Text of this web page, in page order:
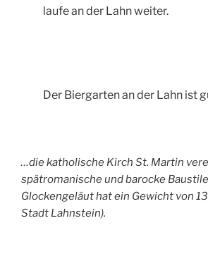
laufe an der Lahn weiter.
Der Biergarten an der Lahn ist
…die katholische Kirch St. Martin
spätromanische und barocke
Glockengeläut hat ein Gewicht von
Stadt Lahnstein).